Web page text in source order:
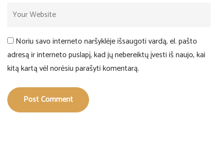
Noriu savo interneto naršyklėje išsaugoti vardą, el. pašto
adresą ir interneto puslapį, kad jų nebereiktų įvesti iš naujo, kai
kitą kartą vėl norėsiu parašyti komentarą.
Post Comment